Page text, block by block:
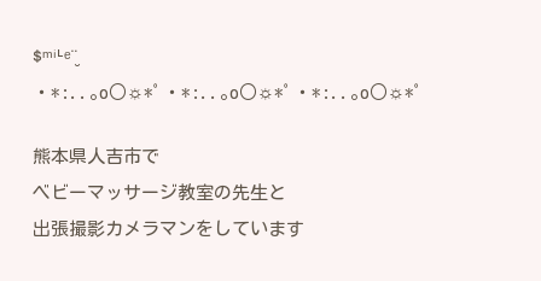
ᙚᵐⁱᒻᵉ¨̮
・*:..｡o○☼*ﾟ・*:..｡o○☼*ﾟ・*:..｡o○☼*ﾟ
熊本県人吉市で
ベビーマッサージ教室の先生と
出張撮影カメラマンをしています